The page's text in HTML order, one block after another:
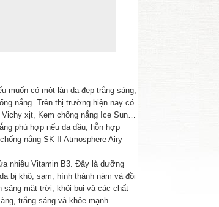
muốn có một làn da đẹp trắng sáng,
nắng. Trên thị trường hiện nay có
Vichy xịt, Kem chống nắng Ice Sun…
phù hợp nếu da dầu, hỗn hợp
nắng SK-II Atmosphere Airy
nhiều Vitamin B3. Đây là dưỡng
bị khô, sạm, hình thành nám và đồi
sáng mặt trời, khói bụi và các chất
trắng sáng và khỏe mạnh.